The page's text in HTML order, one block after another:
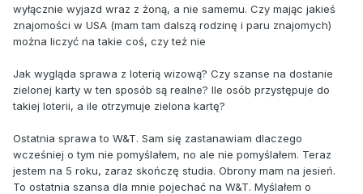
wyłącznie wyjazd wraz z żoną, a nie samemu. Czy mając jakieś
znajomości w USA (mam tam dalszą rodzinę i paru znajomych)
można liczyć na takie coś, czy też nie
Jak wygląda sprawa z loterią wizową? Czy szanse na dostanie
zielonej karty w ten sposób są realne? Ile osób przystępuje do
takiej loterii, a ile otrzymuje zielona kartę?
Ostatnia sprawa to W&T. Sam się zastanawiam dlaczego
wcześniej o tym nie pomyślałem, no ale nie pomyślałem. Teraz
jestem na 5 roku, zaraz skończę studia. Obrony mam na jesień.
To ostatnia szansa dla mnie pojechać na W&T. Myślałem o